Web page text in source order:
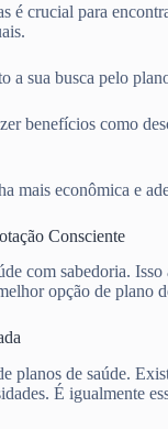
é crucial para
sua busca pelo
benefícios como
mais econômica e
Consciente
com sabedoria.
opção de plano
planos de saúde.
É igualmente